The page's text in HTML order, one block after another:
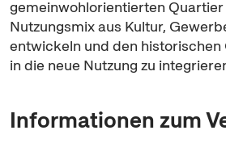
gemeinwohlorientierten
Nutzungsmix aus Kultur,
entwickeln und den
in die neue Nutzung zu
Informationen zum